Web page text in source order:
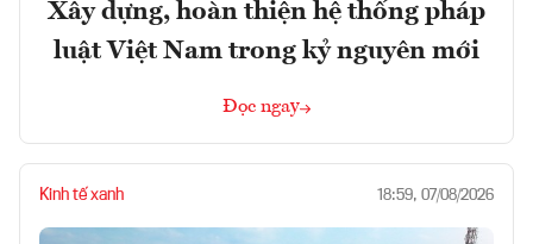
Xây dựng, hoàn thiện hệ thống pháp
luật Việt Nam trong kỷ nguyên mới
Đọc ngay
Kinh tế xanh 18:59, 07/08/2026